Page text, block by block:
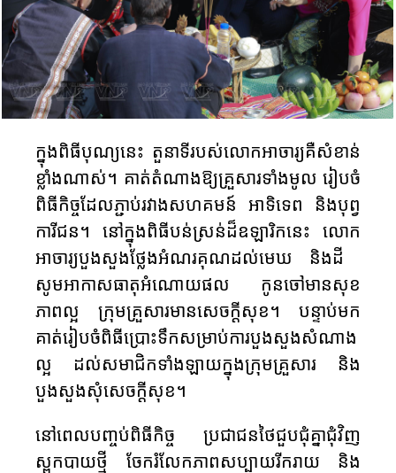
ក្នុង​​ពិធីបុណ្យ​​នេះ​ តួនាទី​​របស់​លោកអាចារ្យ​​គឺ​​សំខាន់​​
ខ្លាំង​​ណាស់​។ គាត់​​តំណាង​​ឱ្យ​​គ្រួសារ​​ទាំង​មូល​ រៀបចំ​
ពិធី​កិច្ចដែល​​ភ្ជាប់​​រវាងសហគមន៍​​ អាទិទេព​ និងបុព្វ
ការីជន។ នៅ​ក្នុង​ពិធីបន់ស្រន់ដ៏ឧឡារិកនេះ ​លោក
អាចារ្យ​បួងសួង​ថ្លែង​អំណរគុណ​ដល់​មេឃ និងដី ​
សូម​អាកាសធាតុ​អំណោយ​ផល​ កូនចៅមានសុខ
ភាព​ល្អ ក្រុម​គ្រួសារ​មាន​សេចក្តីសុខ។ បន្ទាប់​មក​
គាត់​​រៀបចំ​​ពិធី​​ប្រោះ​ទឹក​​​​សម្រាប់​ការបួងសួង​សំណាង​​
ល្អ​ ​ដល់​​សមាជិកទាំងឡាយ​ក្នុង​ក្រុម​គ្រួសារ និង​
បួងសួង​​សុំ​​សេចក្តី​សុខ​​។
នៅ​ពេល​បញ្ចប់​ពិធី​កិច្ច​ ប្រជាជន​ថៃជួបជុំ​គ្នា​ជុំវិញ​
ស្ពកបាយថ្មី​ ចែករំលែក​ភាព​សប្បាយ​រីករាយ​ និង